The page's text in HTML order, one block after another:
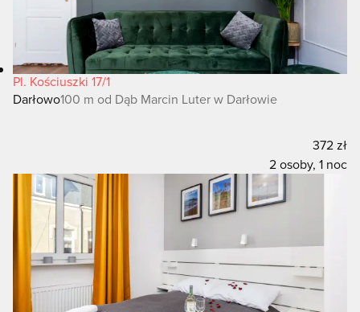
Pl. Kościuszki 17/1
Darłowo100 m od Dąb Marcin Luter w Darłowie
372 zł
2 osoby, 1 noc